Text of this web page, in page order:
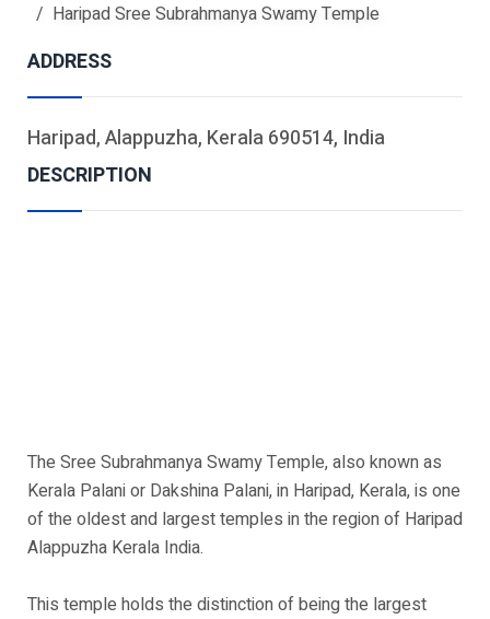
Haripad Sree Subrahmanya Swamy Temple
ADDRESS
Haripad, Alappuzha, Kerala 690514, India
DESCRIPTION
The Sree Subrahmanya Swamy Temple, also known as
Kerala Palani or Dakshina Palani, in Haripad, Kerala, is one
of the oldest and largest temples in the region of Haripad
Alappuzha Kerala India.
This temple holds the distinction of being the largest